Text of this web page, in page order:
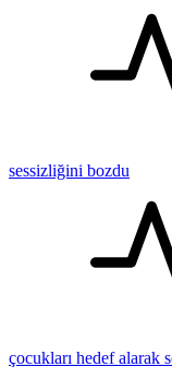
sessizliğini bozdu
çocukları hedef alarak